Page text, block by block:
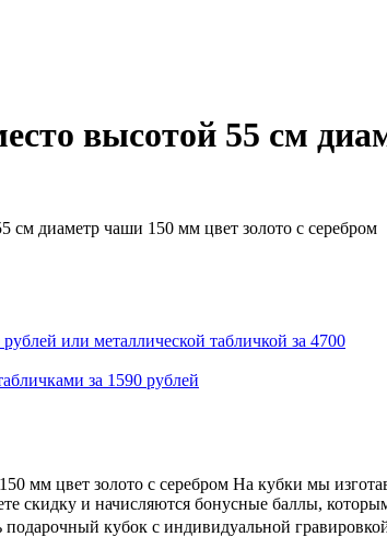
высотой 55 см
см диаметр чаши 150 мм цвет золото с серебром
или металлической табличкой за 4700
за 1590 рублей
мм цвет золото с серебром На кубки мы
скидку и начисляются бонусные баллы,
кубок с индивидуальной